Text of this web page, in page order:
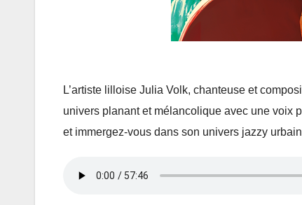
L’artiste lilloise Julia Volk, chanteuse et
univers planant et mélancolique avec une voix
et immergez-vous dans son univers jazzy